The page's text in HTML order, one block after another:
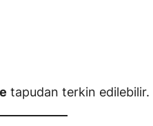
tapudan terkin edilebilir.